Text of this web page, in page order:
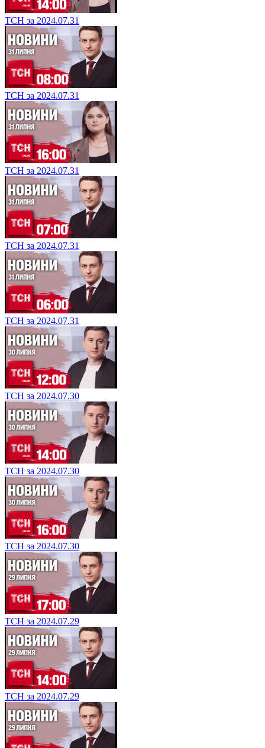
ТСН за 2024.07.31
ТСН за 2024.07.31
ТСН за 2024.07.31
ТСН за 2024.07.31
ТСН за 2024.07.31
ТСН за 2024.07.30
ТСН за 2024.07.30
ТСН за 2024.07.30
ТСН за 2024.07.29
ТСН за 2024.07.29